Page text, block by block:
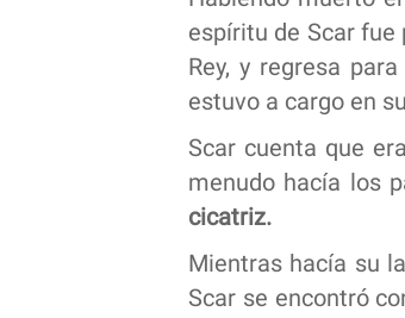
espíritu de Scar fue
Rey, y regresa
estuvo a cargo en
Scar cuenta que
menudo hacía los
cicatriz.
Mientras hacía su
Scar se encontró